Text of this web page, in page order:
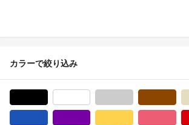
カラーで絞り込み